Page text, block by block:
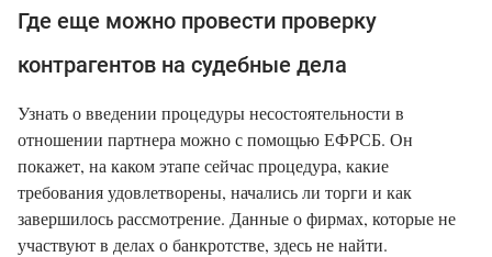
Где еще можно провести проверку
контрагентов на судебные дела
Узнать о введении процедуры несостоятельности в
отношении партнера можно с помощью ЕФРСБ. Он
покажет, на каком этапе сейчас процедура, какие
требования удовлетворены, начались ли торги и как
завершилось рассмотрение. Данные о фирмах, которые не
участвуют в делах о банкротстве, здесь не найти.